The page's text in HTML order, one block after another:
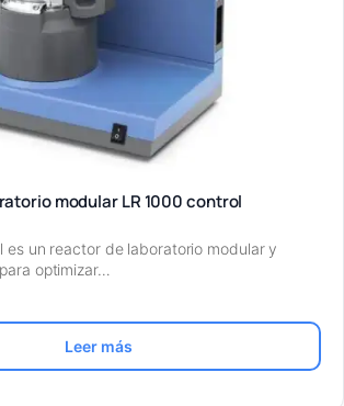
modular LR 1000 control
es un reactor de laboratorio modular y
optimizar…
Leer más